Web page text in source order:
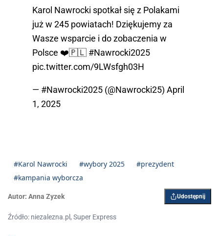
Karol Nawrocki spotkał się z Polakami
już w 245 powiatach! Dziękujemy za
Wasze wsparcie i do zobaczenia w
Polsce ❤️🇵🇱 #Nawrocki2025
pic.twitter.com/9LWsfgh03H
— #Nawrocki2025 (@Nawrocki25) April
1, 2025
#Karol Nawrocki #wybory 2025
#prezydent
#kampania wyborcza
Autor: Anna Zyzek Udostępnij
Źródło: niezalezna.pl, Super Express